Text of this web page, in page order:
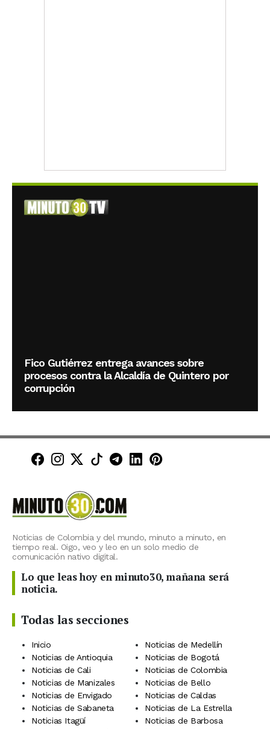
Fico Gutiérrez entrega avances sobre
procesos contra la Alcaldía de Quintero por
corrupción
Minuto30 en Facebook
Minuto30 en Instagram
Minuto30 en X (Twitter)
Minuto30 en TikTok
Canal de Minuto30 en
Minuto30 en LinkedIn
Minuto30 en
Noticias de Colombia y del mundo, minuto a minuto, en
tiempo real. Oigo, veo y leo en un solo medio de
comunicación nativo digital.
Lo que leas hoy en minuto30, mañana será
noticia.
Todas las secciones
Inicio
Noticias de Medellín
Noticias de Antioquia
Noticias de Bogotá
Noticias de Cali
Noticias de Colombia
Noticias de Manizales
Noticias de Bello
Noticias de Envigado
Noticias de Caldas
Noticias de Sabaneta
Noticias de La Estrella
Noticias Itagüí
Noticias de Barbosa